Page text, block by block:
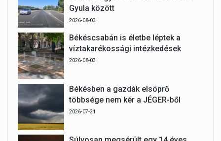
Gyula között
2026-08-03
Békéscsabán is életbe léptek a
víztakarékossági intézkedések
2026-08-03
Békésben a gazdák elsöprő
többsége nem kér a JÉGER-ből
2026-07-31